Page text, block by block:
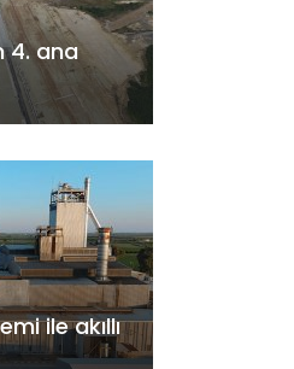
4. ana
ile akıllı